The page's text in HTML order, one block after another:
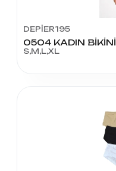
DEPİER195
0504 KADIN BİKİNİ
S,M,L,XL